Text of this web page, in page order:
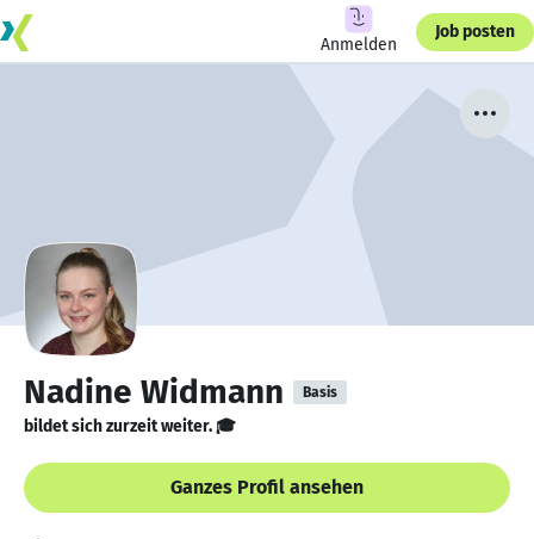
Anmelden
Job posten
Nadine Widmann Basis
bildet sich zurzeit weiter. 🎓
Ganzes Profil ansehen